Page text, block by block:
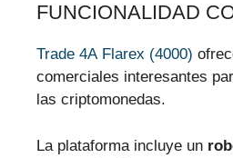
FUNCIONALIDAD
Trade 4A Flarex (4000)
comerciales interesantes
las criptomonedas.
La plataforma incluye un